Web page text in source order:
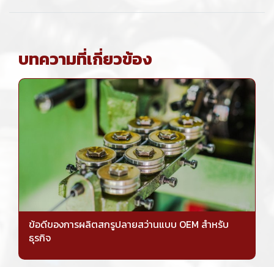
บทความที่เกี่ยวข้อง
ข้อดีของการผลิตสกรูปลายสว่านแบบ OEM สำหรับ
ธุรกิจ